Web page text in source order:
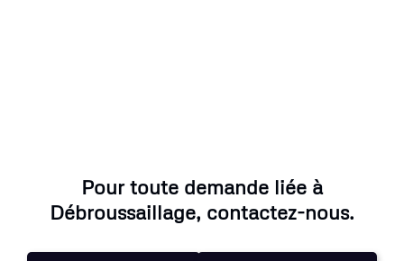
Pour toute demande liée à
Débroussaillage, contactez-nous.